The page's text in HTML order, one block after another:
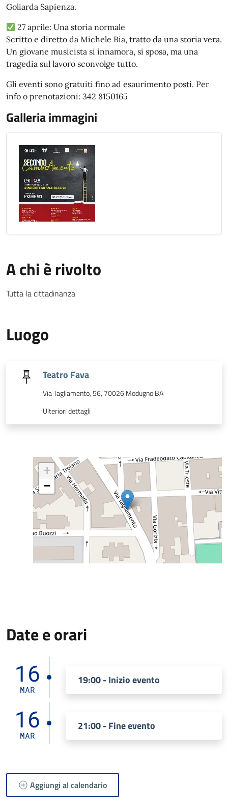
Goliarda Sapienza.
27 aprile: Una storia normale
Scritto e diretto da Michele Bia, tratto da una storia vera.
Un giovane musicista si innamora, si sposa, ma una
tragedia sul lavoro sconvolge tutto.
Gli eventi sono gratuiti fino ad esaurimento posti. Per
info o prenotazioni: 342 8150165
Galleria immagini
A chi è rivolto
Tutta la cittadinanza
Luogo
Teatro Fava
Via Tagliamento, 56, 70026 Modugno BA
Ulteriori dettagli
+
−
Date e orari
16
MAR
19:00 - Inizio evento
16
MAR
21:00 - Fine evento
Aggiungi al calendario